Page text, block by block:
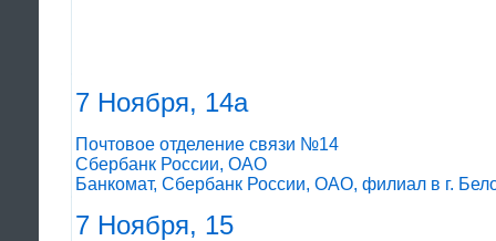
7 Ноября, 14а
Почтовое отделение связи №14
Сбербанк России, ОАО
Банкомат, Сбербанк России, ОАО, филиал в г.
7 Ноября, 15